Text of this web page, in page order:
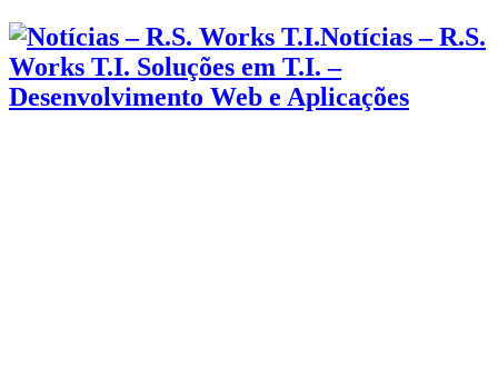
Notícias – R.S.
Works T.I. Soluções em T.I. –
Desenvolvimento Web e Aplicações